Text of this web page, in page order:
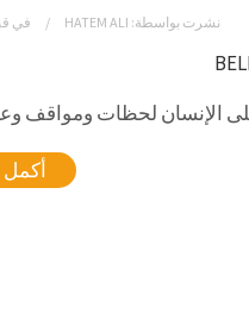
نشرت بواسطة: HATEM ALI في
الإنسان لحظات ومواقف
أكمل